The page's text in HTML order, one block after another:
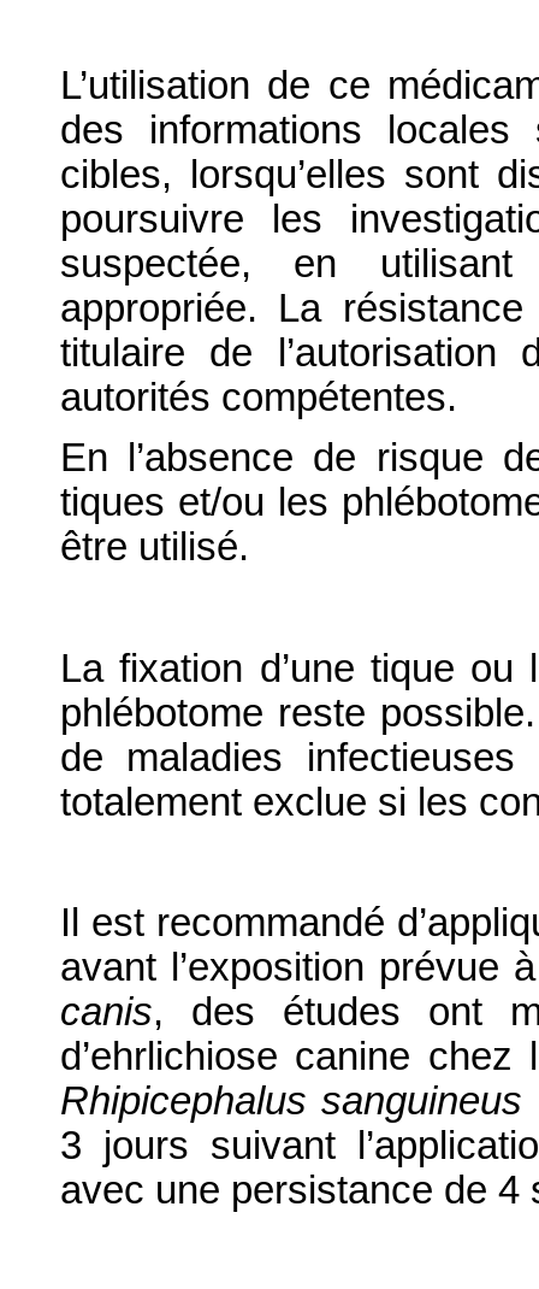
L’utilisation de ce
des informations
cibles, lorsqu’elles sont
poursuivre les
suspectée, en
appropriée. La
titulaire de
autorités compétentes.
En l’absence de risque
tiques et/ou les
être utilisé.
La fixation d’une tique ou
phlébotome reste
de maladies
totalement exclue si les
Il est recommandé
avant l’exposition prévue
canis, des études ont
d’ehrlichiose canine
Rhipicephalus sanguineus
3 jours suivant
avec une persistance de 4